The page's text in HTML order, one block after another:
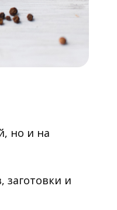
но и на
и